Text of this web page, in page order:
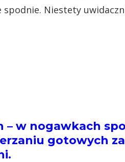
spodnie. Niestety
w nogawkach
gotowych